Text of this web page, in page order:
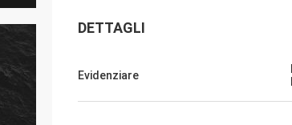
DETTAGLI
Evidenziare